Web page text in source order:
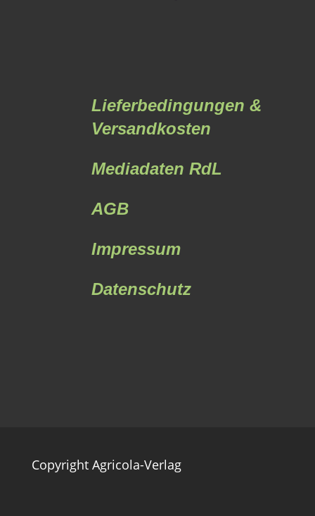
Lieferbedingungen &
Versandkosten
Mediadaten RdL
AGB
Impressum
Datenschutz
Copyright Agricola-Verlag